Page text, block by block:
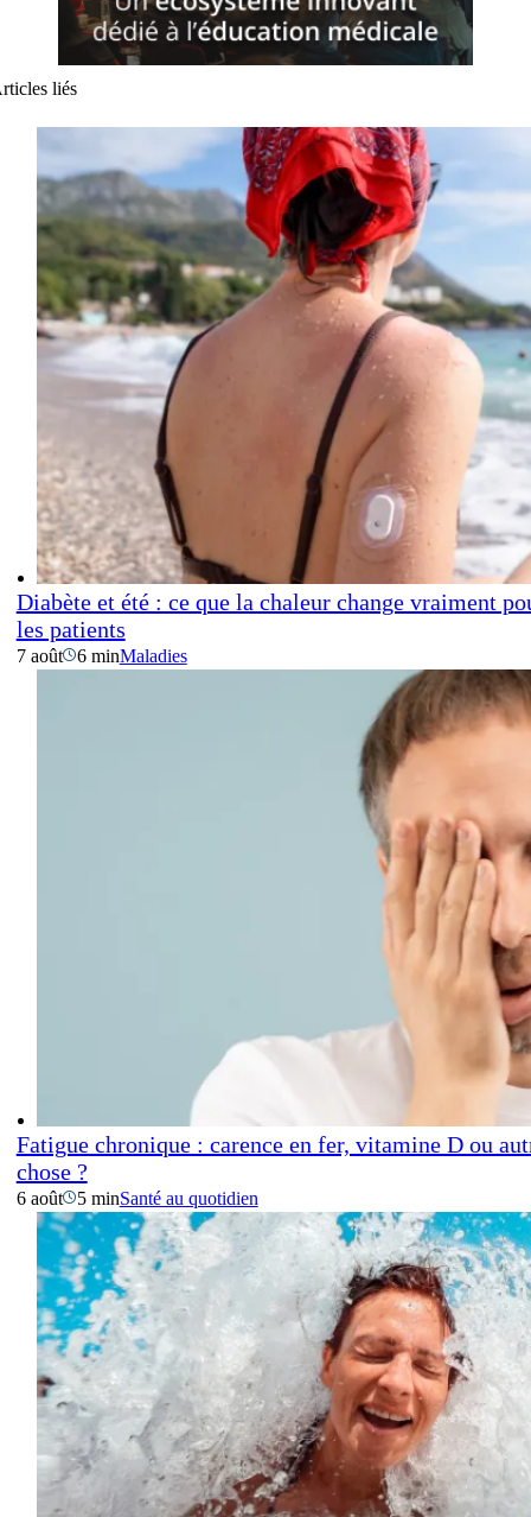
liés
Diabète et été : ce que la chaleur change vraiment
les patients
7 août 6 minMaladies
Fatigue chronique : carence en fer, vitamine D ou
chose ?
6 août 5 minSanté au quotidien